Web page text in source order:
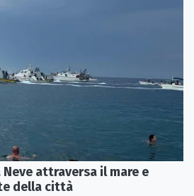
attraversa il mare e
della città